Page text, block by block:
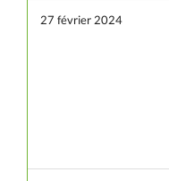
27 février 2024